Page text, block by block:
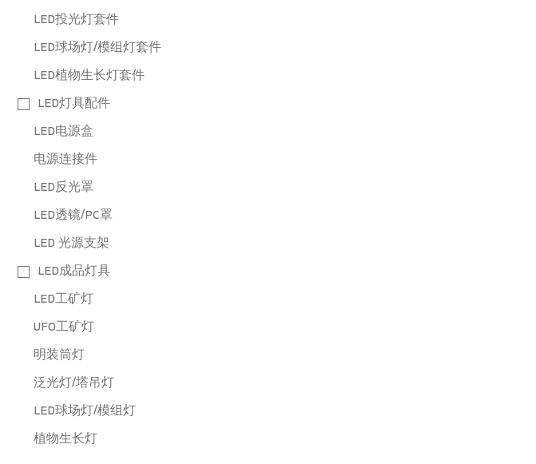
LED投光灯套件
LED球场灯/模组灯套件
LED植物生长灯套件
LED灯具配件
LED电源盒
电源连接件
LED反光罩
LED透镜/PC罩
LED 光源支架
LED成品灯具
LED工矿灯
UFO工矿灯
明装筒灯
泛光灯/塔吊灯
LED球场灯/模组灯
植物生长灯